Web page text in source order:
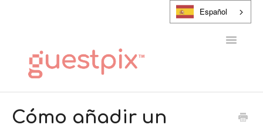
Español
Alternar
Cómo añadir un